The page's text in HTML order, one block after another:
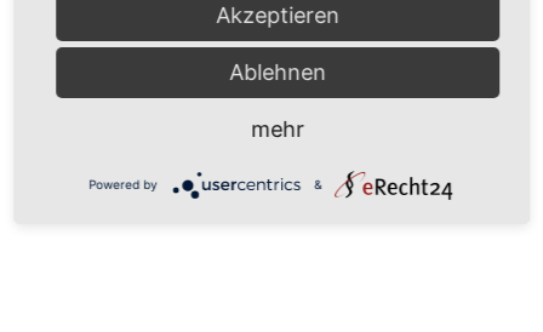
Akzeptieren
Ablehnen
mehr
Powered by &